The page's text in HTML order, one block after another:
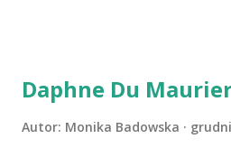
Daphne Du
Autor: Monika Badowska